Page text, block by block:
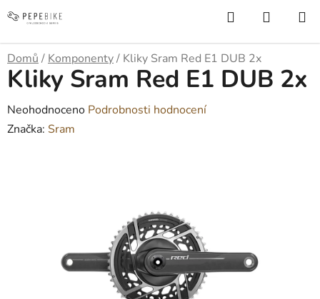
na
Hledat
KOŠÍK
Domů / Komponenty/ Kliky Sram Red E1 DUB 2x
Kliky Sram Red E1 DUB 2x
Průměrné
hodnocení
Neohodnoceno Podrobnosti hodnocení
Značka: Sram